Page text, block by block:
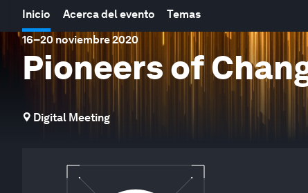
Inicio Acerca del evento Temas
16–20 noviembre 2020
Pioneers of
Digital Meeting